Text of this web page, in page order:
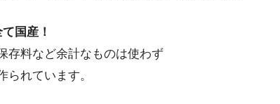
国産！
存料など余計なものは使わず
られています。